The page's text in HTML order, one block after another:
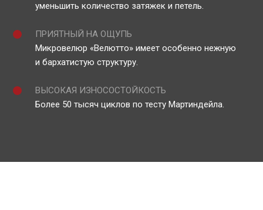
уменьшить количество затяжек и петель.
ПРИЯТНЫЙ НА ОЩУПЬ
Микровелюр «Велютто» имеет особенно нежную
и бархатистую структуру.
ВЫСОКАЯ ИЗНОСОСТОЙКОСТЬ
Более 50 тысяч циклов по тесту Мартиндейла.